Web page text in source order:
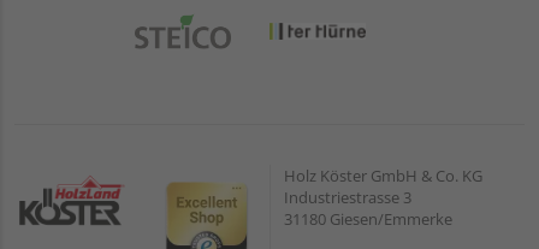
Holz Köster GmbH & Co. KG
Industriestrasse 3
31180 Giesen/Emmerke